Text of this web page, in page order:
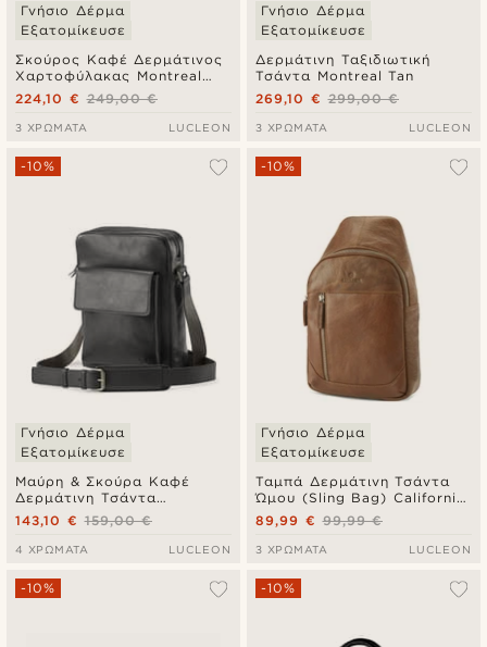
Σκούρος Καφέ Δερμάτινος
Χαρτοφύλακας Montreal
Luxury Satchel
Γνήσιο Δέρμα
Εξατομίκευσε
249,00 €
224,10 €
3 ΧΡΏΜΑΤΑ LUCLEON
Δερμάτινη Ταξιδιωτική
Τσάντα Montreal Tan
Γνήσιο Δέρμα
Εξατομίκευσε
299,00 €
269,10 €
3 ΧΡΏΜΑΤΑ LUCLEON
Μαύρη & Σκούρα Καφέ
Δερμάτινη Τσάντα
Crossbody Laurie
-10%
Γνήσιο Δέρμα
Εξατομίκευσε
159,00 €
143,10 €
4 ΧΡΏΜΑΤΑ LUCLEON
Ταμπά Δερμάτινη Τσάντα
Ώμου (Sling Bag) California
Mini
-10%
Γνήσιο Δέρμα
Εξατομίκευσε
99,99 €
89,99 €
3 ΧΡΏΜΑΤΑ LUCLEON
-10% -10%